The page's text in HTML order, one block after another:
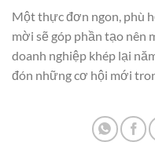
Một thực đơn ngon, phù
mời sẽ góp phần tạo nên
doanh nghiệp khép lại
đón những cơ hội mới